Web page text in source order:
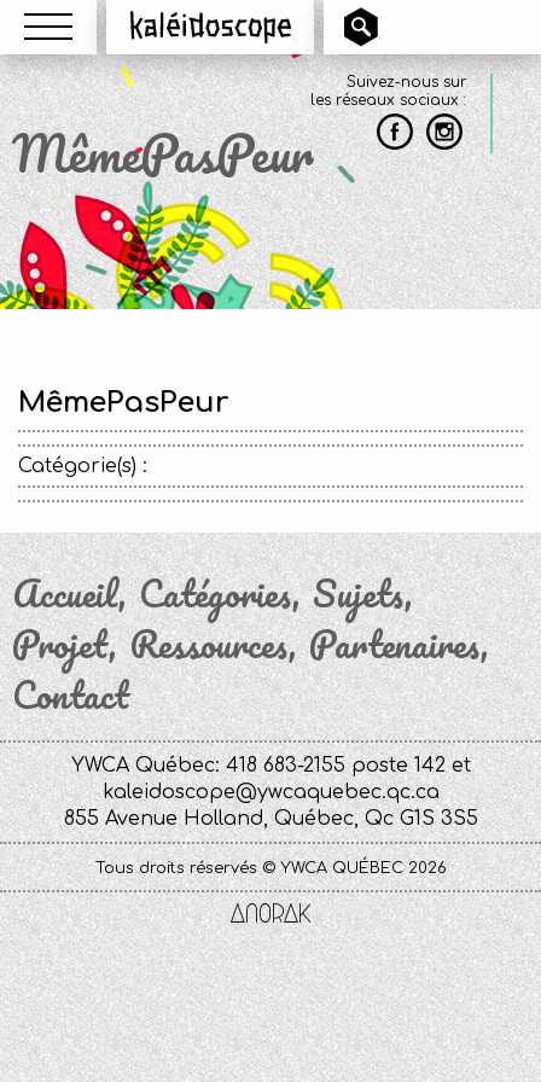
Menu Kaléidoscope
Suivez-nous sur
les réseaux sociaux :
MêmePasPeur
MêmePasPeur
Catégorie(s) :
Accueil Catégories Sujets
Projet Ressources Partenaires
Contact
YWCA Québec: 418 683-2155 poste 142 et
kaleidoscope@ywcaquebec.qc.ca
855 Avenue Holland, Québec, Qc G1S 3S5
Tous droits réservés © YWCA QUÉBEC 2026
Anorak
Studio